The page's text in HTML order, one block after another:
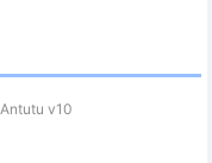
Antutu v10